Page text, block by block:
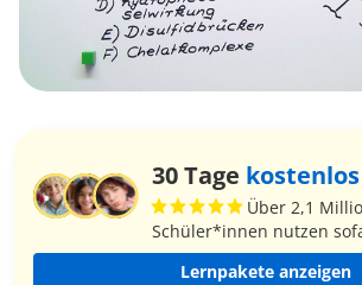
30 Tage kostenlos
Über 2,1
Schüler*innen nutzen
Lernpakete anzeigen